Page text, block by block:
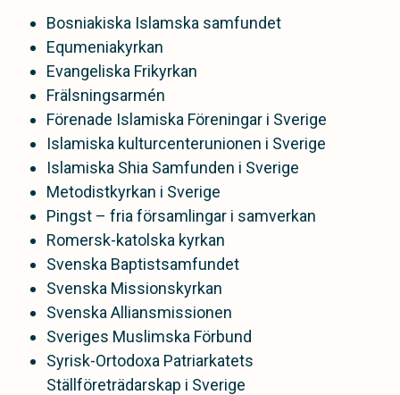
Bosniakiska Islamska samfundet
Equmeniakyrkan
Evangeliska Frikyrkan
Frälsningsarmén
Förenade Islamiska Föreningar i Sverige
Islamiska kulturcenterunionen i Sverige
Islamiska Shia Samfunden i Sverige
Metodistkyrkan i Sverige
Pingst – fria församlingar i samverkan
Romersk-katolska kyrkan
Svenska Baptistsamfundet
Svenska Missionskyrkan
Svenska Alliansmissionen
Sveriges Muslimska Förbund
Syrisk-Ortodoxa Patriarkatets
Ställföreträdarskap i Sverige